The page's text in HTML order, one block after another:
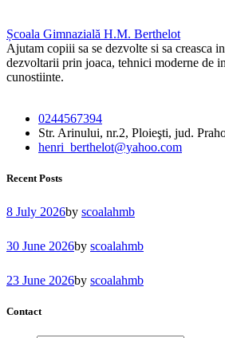
Școala Gimnazială H.M. Berthelot
Ajutam copiii sa se dezvolte si sa creasca
dezvoltarii prin joaca, tehnici moderne de
cunostiinte.
0244567394
Str. Arinului, nr.2, Ploieşti, jud.
henri_berthelot@yahoo.com
Recent Posts
8 July 2026by scoalahmb
30 June 2026by scoalahmb
23 June 2026by scoalahmb
Contact